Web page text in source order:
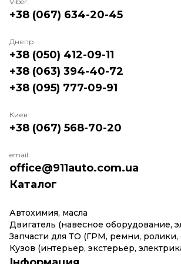
заполните форму электронной
сайте – и уже очень скоро вы
Каталог
Автохимия, масла
Двигатель (навесное оборудование,
Запчасти для ТО (ГРМ, ремни, ролики,
Кузов (интерьер, экстерьер,
+38 (067) 634-20-45
Днепр:
+38 (050) 412-09-11
+38 (063) 394-40-72
+38 (095) 777-09-91
Киев:
+38 (067) 568-70-20
email:
office@911auto.com.ua